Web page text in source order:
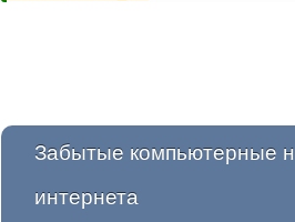
Забытые компьютерные
интернета